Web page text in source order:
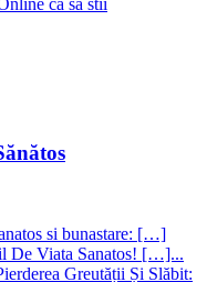
si bunastare: […]
De Viata Sanatos! […]...
Greutății Și Slăbit: